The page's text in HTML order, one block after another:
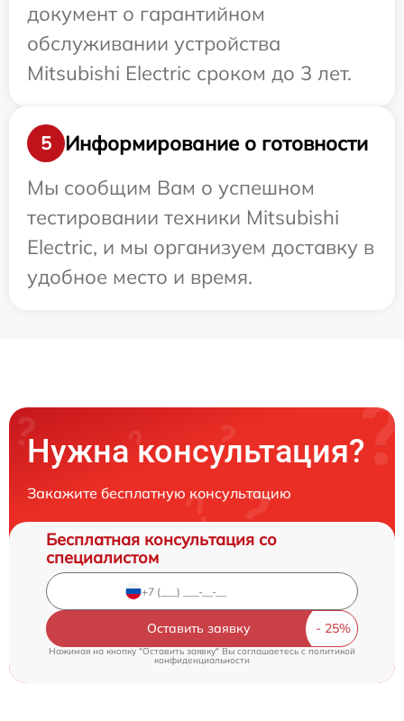
документ о гарантийном
обслуживании устройства
Mitsubishi Electric сроком до 3 лет.
5
Информирование о готовности
Мы сообщим Вам о успешном
тестировании техники Mitsubishi
Electric, и мы организуем доставку в
удобное место и время.
Нужна консультация?
Закажите бесплатную консультацию
Бесплатная консультация со
специалистом
Оставить заявку
Нажимая на кнопку "Оставить заявку" Вы соглашаетесь c политикой
конфиденциальности